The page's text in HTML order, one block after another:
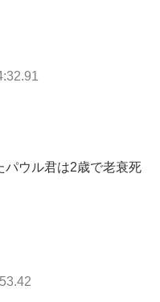
パウル君は2歳で老衰死